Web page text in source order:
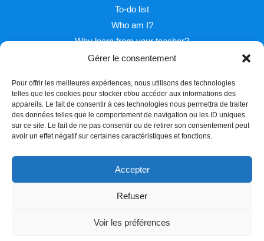
Gérer le consentement
Pour offrir les meilleures expériences, nous utilisons des technologies
telles que les cookies pour stocker et/ou accéder aux informations des
appareils. Le fait de consentir à ces technologies nous permettra de traiter
des données telles que le comportement de navigation ou les ID uniques
sur ce site. Le fait de ne pas consentir ou de retirer son consentement peut
avoir un effet négatif sur certaines caractéristiques et fonctions.
Accepter
Refuser
Voir les préférences
To-do list
Who am I?
Why learn from your teacher?
Facebook Twitter Instagram